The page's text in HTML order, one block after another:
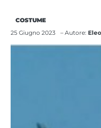
COSTUME
25 Giugno 2023
– Autore: